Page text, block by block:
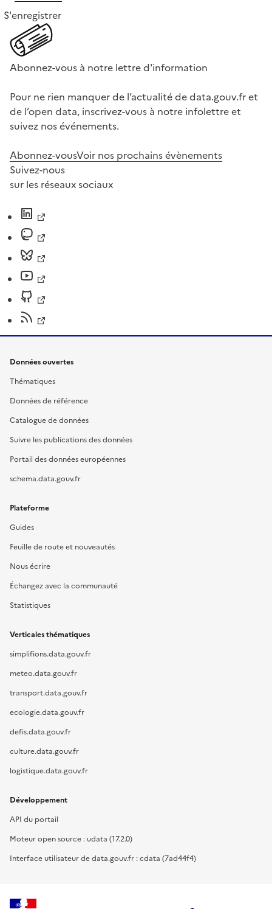
S'enregistrer
Abonnez-vous à notre lettre d'information
Pour ne rien manquer de l’actualité de data.gouv.fr et
de l’open data, inscrivez-vous à notre infolettre et
suivez nos événements.
Abonnez-vousVoir nos prochains évènements
Suivez-nous
sur les réseaux sociaux
Données ouvertes
Thématiques
Données de référence
Catalogue de données
Suivre les publications des données
Portail des données européennes
schema.data.gouv.fr
Plateforme
Guides
Feuille de route et nouveautés
Nous écrire
Échangez avec la communauté
Statistiques
Verticales thématiques
simplifions.data.gouv.fr
meteo.data.gouv.fr
transport.data.gouv.fr
ecologie.data.gouv.fr
defis.data.gouv.fr
culture.data.gouv.fr
logistique.data.gouv.fr
Développement
API du portail
Moteur open source : udata (17.2.0)
Interface utilisateur de data.gouv.fr : cdata (7ad44f4)